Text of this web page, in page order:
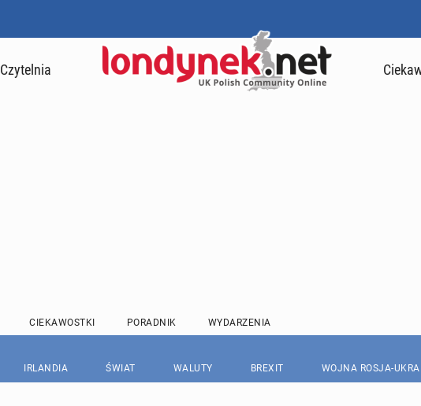
Czytelnia
CIEKAWOSTKI PORADNIK WYDARZENIA
IRLANDIA ŚWIAT WALUTY BREXIT WOJNA ROSJA-